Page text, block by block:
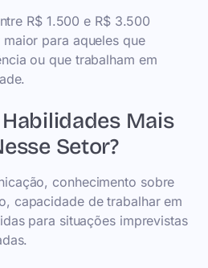
R$ 1.500 e R$ 3.500
para aqueles que
ou que trabalham em
Mais
Setor?
conhecimento sobre
capacidade de trabalhar em
para situações imprevistas